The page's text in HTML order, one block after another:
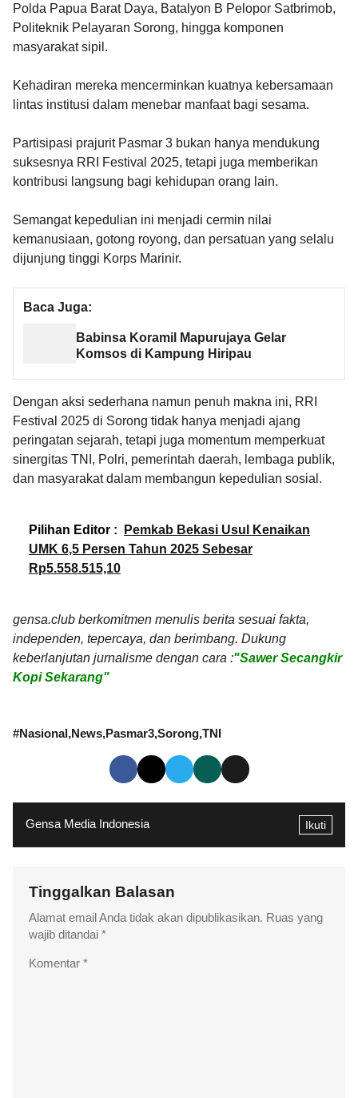
Polda Papua Barat Daya, Batalyon B Pelopor Satbrimob,
Politeknik Pelayaran Sorong, hingga komponen
masyarakat sipil.
Kehadiran mereka mencerminkan kuatnya kebersamaan
lintas institusi dalam menebar manfaat bagi sesama.
Partisipasi prajurit Pasmar 3 bukan hanya mendukung
suksesnya RRI Festival 2025, tetapi juga memberikan
kontribusi langsung bagi kehidupan orang lain.
Semangat kepedulian ini menjadi cermin nilai
kemanusiaan, gotong royong, dan persatuan yang selalu
dijunjung tinggi Korps Marinir.
Baca Juga:
Babinsa Koramil Mapurujaya Gelar
Komsos di Kampung Hiripau
Dengan aksi sederhana namun penuh makna ini, RRI
Festival 2025 di Sorong tidak hanya menjadi ajang
peringatan sejarah, tetapi juga momentum memperkuat
sinergitas TNI, Polri, pemerintah daerah, lembaga publik,
dan masyarakat dalam membangun kepedulian sosial.
Pilihan Editor :
Pemkab Bekasi Usul Kenaikan
UMK 6,5 Persen Tahun 2025 Sebesar
Rp5.558.515,10
gensa.club berkomitmen menulis berita sesuai fakta,
independen, tepercaya, dan berimbang. Dukung
keberlanjutan jurnalisme dengan cara :"Sawer Secangkir
Kopi Sekarang"
#Nasional News Pasmar3 Sorong TNI
Gensa Media Indonesia Ikuti
Tinggalkan Balasan
Alamat email Anda tidak akan dipublikasikan. Ruas yang
wajib ditandai *
Komentar *